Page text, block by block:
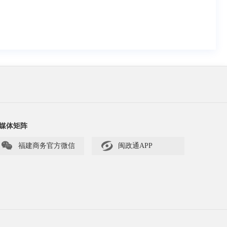
体矩阵
 福建商务官方微信  闽政通APP